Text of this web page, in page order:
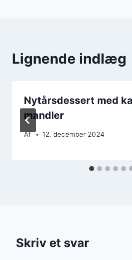
Lignende indlæg
Nytårsdessert med
mandler
Af 12. december 2024
Skriv et svar